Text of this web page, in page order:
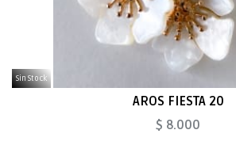
Sin Stock
AROS FIESTA 20
$ 8.000